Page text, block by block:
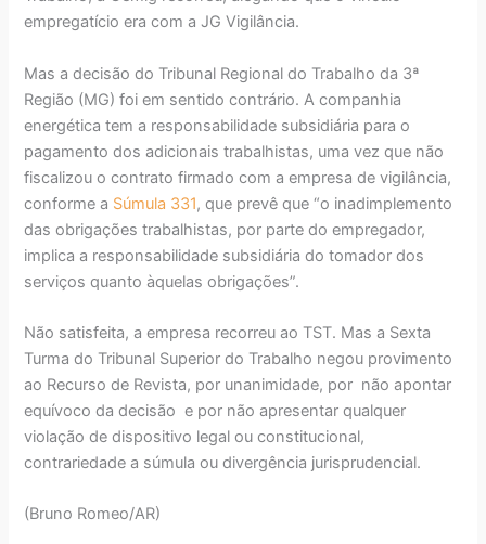
empregatício era com a JG Vigilância.
Mas a decisão do Tribunal Regional do Trabalho da 3ª
Região (MG) foi em sentido contrário. A companhia
energética tem a responsabilidade subsidiária para o
pagamento dos adicionais trabalhistas, uma vez que não
fiscalizou o contrato firmado com a empresa de vigilância,
conforme a Súmula 331, que prevê que “o inadimplemento
das obrigações trabalhistas, por parte do empregador,
implica a responsabilidade subsidiária do tomador dos
serviços quanto àquelas obrigações”.
Não satisfeita, a empresa recorreu ao TST. Mas a Sexta
Turma do Tribunal Superior do Trabalho negou provimento
ao Recurso de Revista, por unanimidade, por não apontar
equívoco da decisão e por não apresentar qualquer
violação de dispositivo legal ou constitucional,
contrariedade a súmula ou divergência jurisprudencial.
(Bruno Romeo/AR)